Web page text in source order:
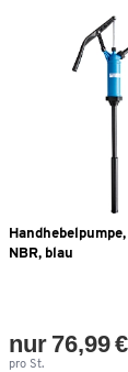
NBR, blau
nur 76,99 €
pro St.